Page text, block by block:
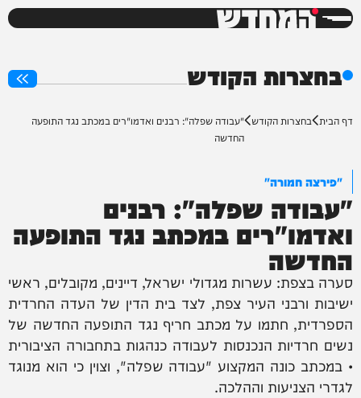
המחדש
בחצרות הקודש
דף הבית בחצרות הקודש "עבודה שפלה": רבנים ואדמו"רים במכתב נגד התופעה
החדשה
"פירצה חמורה"
"עבודה שפלה": רבנים
ואדמו"רים במכתב נגד התופעה
החדשה
סערה בצפת: עשרות מגדולי ישראל, דיינים, מקובלים, ראשי
ישיבות ורבני העיר צפת, לצד בית הדין של העדה החרדית
הספרדית, חתמו על מכתב חריף נגד התופעה החדשה של
נשים חרדיות הנכנסות לעבודה כנהגות בתחבורה הציבורית
• במכתב כונה המקצוע "עבודה שפלה", וצוין כי הוא מנוגד
לגדרי הצניעות וההלכה.